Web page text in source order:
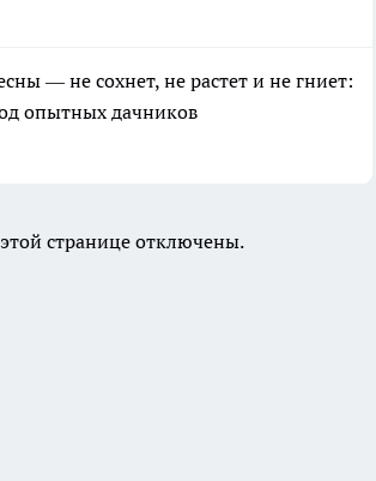
— не сохнет, не растет и не гниет:
опытных дачников
странице отключены.